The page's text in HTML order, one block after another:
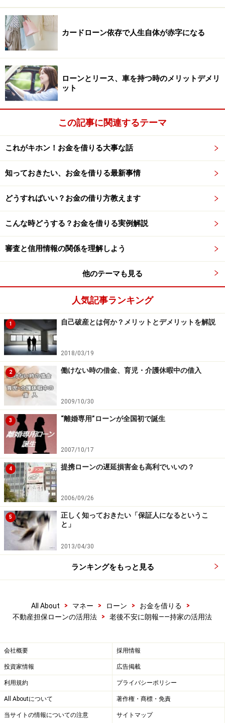
行ってください。
掲載情報の正確性・完全性については十分に配慮しております
が、その内容を保証するものではなく、これに基づく損失・損害
などについて当社は一切の責任を負いません。
最新の情報や詳細については、必ず各金融機関やサービス提供者
カードローン依存で人生自体が赤字になる
ローンとリース、車を持つ時のメリットデメリ
ット
この記事に関連するテーマ
これがキホン！お金を借りる大事な話
知っておきたい、お金を借りる最新事情
どうすればいい？お金の借り方教えます
こんな時どうする？お金を借りる実例解説
審査と信用情報の関係を理解しよう
他のテーマも見る
人気記事ランキング
1 自己破産とは何か？メリットとデメリットを解説
2018/03/19
2 働けない時の借金、育児・介護休暇中の借入
2009/10/30
3 “離婚専用”ローンが全国初で誕生
2007/10/17
4 提携ローンの遅延損害金も高利でいいの？
2006/09/26
5
正しく知っておきたい「保証人になるというこ
と」
2013/04/30
ランキングをもっと見る
All About > マネー > ローン > お金を借りる
>
不動産担保ローンの活用法
> 老後不安に朗報――持家の活用法
会社概要 採用情報
投資家情報 広告掲載
利用規約 プライバシーポリシー
All Aboutについて 著作権・商標・免責
当サイトの情報についての注意 サイトマップ